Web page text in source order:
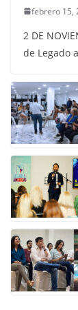
febrero 15,
2 DE
de Legado